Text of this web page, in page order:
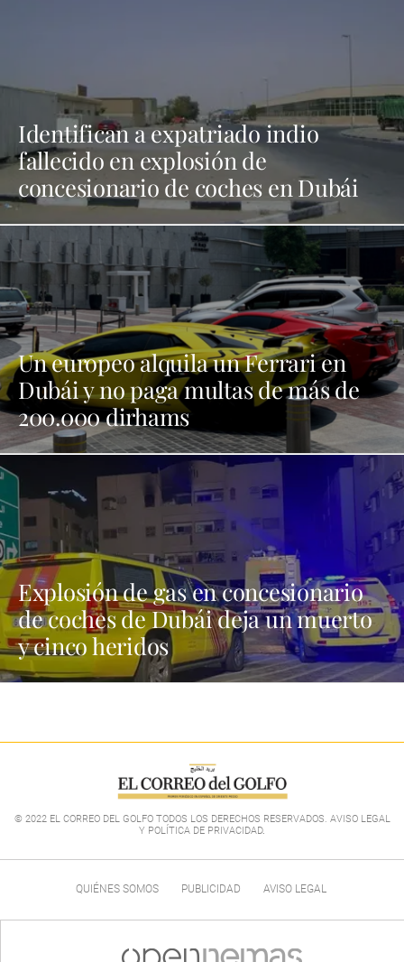
Identifican a expatriado indio
fallecido en explosión de
concesionario de coches en Dubái
Un europeo alquila un Ferrari en
Dubái y no paga multas de más de
200.000 dirhams
Explosión de gas en concesionario
de coches de Dubái deja un muerto
y cinco heridos
© 2022 EL CORREO DEL GOLFO TODOS LOS DERECHOS RESERVADOS. AVISO LEGAL
Y POLÍTICA DE PRIVACIDAD.
QUIÉNES SOMOS PUBLICIDAD AVISO LEGAL